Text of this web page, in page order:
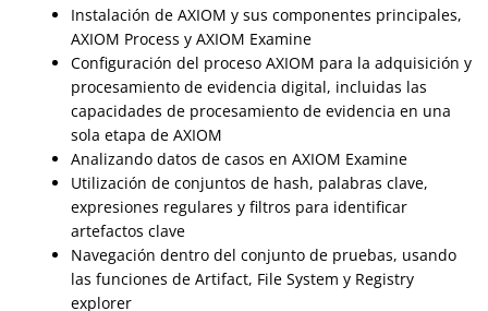
Instalación de AXIOM y sus componentes principales,
AXIOM Process y AXIOM Examine
Configuración del proceso AXIOM para la adquisición y
procesamiento de evidencia digital, incluidas las
capacidades de procesamiento de evidencia en una
sola etapa de AXIOM
Analizando datos de casos en AXIOM Examine
Utilización de conjuntos de hash, palabras clave,
expresiones regulares y filtros para identificar
artefactos clave
Navegación dentro del conjunto de pruebas, usando
las funciones de Artifact, File System y Registry
explorer